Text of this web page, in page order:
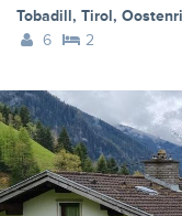
Tobadill, Tirol,
6
2